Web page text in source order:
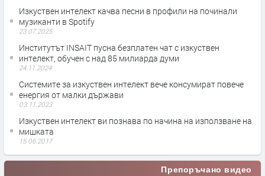
Изкуствен интелект качва песни в профили на починали
музиканти в Spotify
23.07.2025
Институтът INSAIT пусна безплатен чат с изкуствен
интелект, обучен с над 85 милиарда думи
24.11.2024
Системите за изкуствен интелект вече консумират повече
енергия от малки държави
03.11.2023
Изкуствен интелект ви познава по начина на използване на
мишката
15.06.2017
Препоръчано видео